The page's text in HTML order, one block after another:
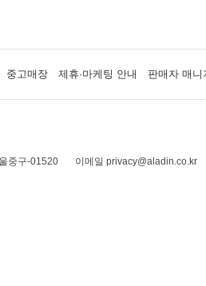
중고매장 제휴·마케팅 안내 판매자 매니
중구-01520
이메일 privacy@aladin.co.kr